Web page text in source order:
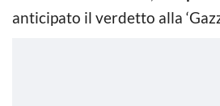
anticipato il verdetto alla